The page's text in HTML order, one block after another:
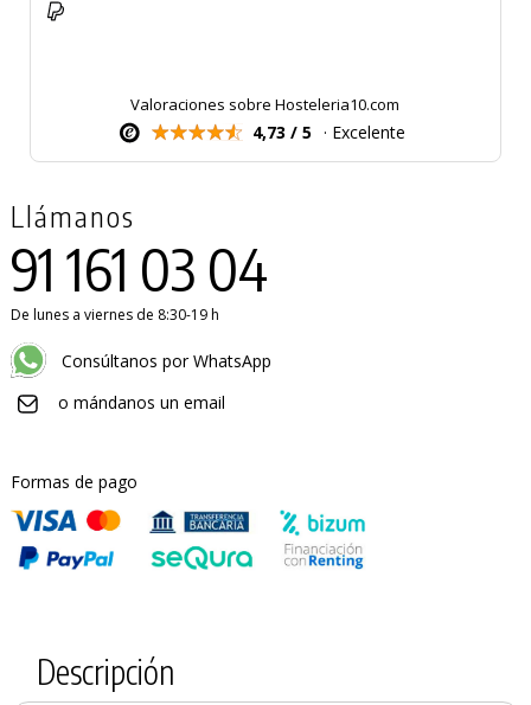
Valoraciones sobre Hosteleria10.com
4,73 / 5 · Excelente
Llámanos
91 161 03 04
De lunes a viernes de 8:30-19 h
Consúltanos por WhatsApp
o mándanos un email
Formas de pago
Descripción